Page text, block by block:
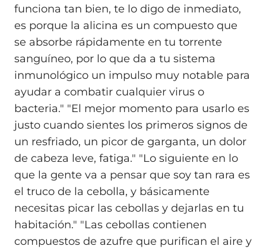
funciona tan bien, te lo digo de inmediato,
es porque la alicina es un compuesto que
se absorbe rápidamente en tu torrente
sanguíneo, por lo que da a tu sistema
inmunológico un impulso muy notable para
ayudar a combatir cualquier virus o
bacteria." "El mejor momento para usarlo es
justo cuando sientes los primeros signos de
un resfriado, un picor de garganta, un dolor
de cabeza leve, fatiga." "Lo siguiente en lo
que la gente va a pensar que soy tan rara es
el truco de la cebolla, y básicamente
necesitas picar las cebollas y dejarlas en tu
habitación." "Las cebollas contienen
compuestos de azufre que purifican el aire y